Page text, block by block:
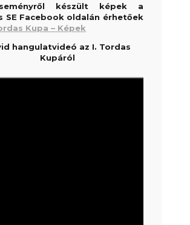
készült képek a
SE Facebook oldalán érhetőek
Kupa – Képek
hangulatvideó az I. Tordas
Kupáról